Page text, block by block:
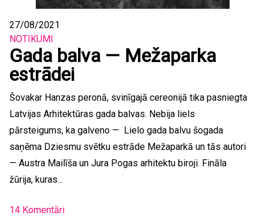
27/08/2021
NOTIKUMI
Gada balva — Mežaparka
estrādei
Šovakar Hanzas peronā, svinīgajā cereonijā tika pasniegta
Latvijas Arhitektūras gada balvas. Nebija liels
pārsteigums, ka galveno — Lielo gada balvu šogada
saņēma Dziesmu svētku estrāde Mežaparkā un tās autori
— Austra Mailīša un Jura Pogas arhitektu biroji. Fināla
žūrija, kuras...
14 Komentāri